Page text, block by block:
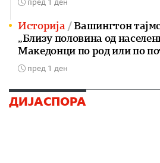
пред 1 ден
Историја
Вашингтон
„Близу половина од
Македонци по род или по
пред 1 ден
ДИЈАСПОРА